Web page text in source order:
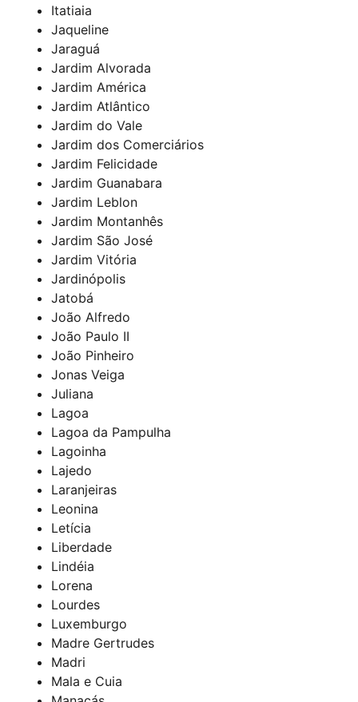
Itatiaia
Jaqueline
Jaraguá
Jardim Alvorada
Jardim América
Jardim Atlântico
Jardim do Vale
Jardim dos Comerciários
Jardim Felicidade
Jardim Guanabara
Jardim Leblon
Jardim Montanhês
Jardim São José
Jardim Vitória
Jardinópolis
Jatobá
João Alfredo
João Paulo II
João Pinheiro
Jonas Veiga
Juliana
Lagoa
Lagoa da Pampulha
Lagoinha
Lajedo
Laranjeiras
Leonina
Letícia
Liberdade
Lindéia
Lorena
Lourdes
Luxemburgo
Madre Gertrudes
Madri
Mala e Cuia